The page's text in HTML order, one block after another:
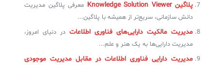
پلاگین Knowledge Solution Viewer
معرفی پلاگین مدیریت
دانش سازمانی، سریع‌تر از همیشه با پلاگین...
مدیریت مالکیت دارایی‌های فناوری اطلاعات در دنیای امروز،
مدیریت دارایی‌ها به یک هنر و علم...
مدیریت دارایی فناوری اطلاعات در مقابل مدیریت موجودی
سامانه مدیریت دسترسی ممتاز
سامانه مدیریت و مانیتورینگ شبکه